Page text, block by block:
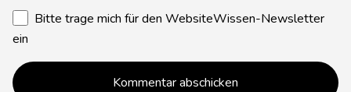
Bitte trage mich für den WebsiteWissen-Newsletter
ein